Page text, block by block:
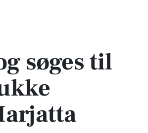
Marjatta
søges til